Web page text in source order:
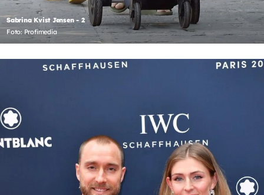
Sabrina Kvist Jensen - 2
Foto: Profimedia